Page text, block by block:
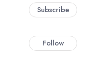
Subscribe
Follow